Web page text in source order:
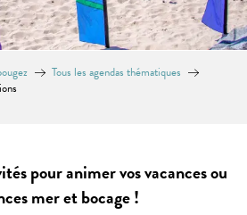
Tous les agendas thématiques
pour animer vos vacances ou
mer et bocage !